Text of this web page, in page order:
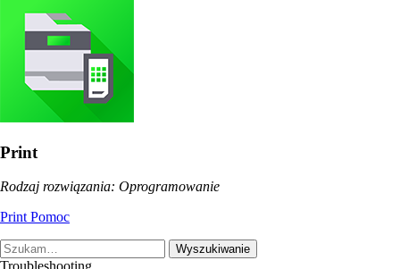
Print
Rodzaj rozwiązania: Oprogramowanie
Print Pomoc
Wyszukiwanie